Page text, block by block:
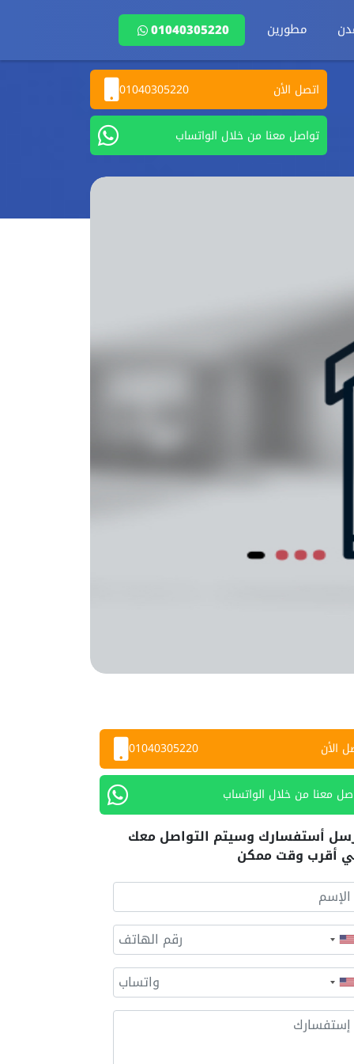
مطورين 01040305220
اتصل الأن 01040305220
تواصل معنا من خلال الواتساب
الأن 01040305220
معنا من خلال الواتساب
أستفسارك وسيتم التواصل معك
أقرب وقت ممكن